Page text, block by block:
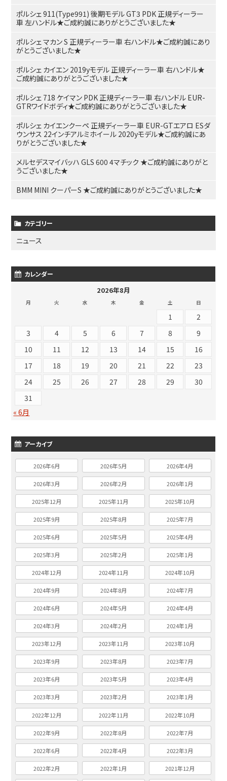
ポルシェ 911(Type991) 後期モデル GT3 PDK 正規ディーラー
車 左ハンドル★ご成約誠にありがとうございました★
ポルシェ マカン S 正規ディーラー車 右ハンドル★ご成約誠にあり
がとうございました★
ポルシェ カイエン 2019yモデル 正規ディーラー車 右ハンドル★
ご成約誠にありがとうございました★
ポルシェ 718 ケイマン PDK 正規ディーラー車 右ハンドル EUR-
GTRワイドボディ★ご成約誠にありがとうございました★
ポルシェ カイエンクーペ 正規ディーラー車 EUR-GTエアロ ESダ
ウンサス 22インチアルミホイール 2020yモデル★ご成約誠にあ
りがとうございました★
メルセデスマイバッハ GLS 600 4マチック ★ご成約誠にありがと
うございました★
BMM MINI クーパーS ★ご成約誠にありがとうございました★
カテゴリー
ニュース
カレンダー
2026年8月
月 火 水 木 金 土 日
1
2
3
4 5 6 7 8
9
10
11 12 13 14 15
16
17
18 19 20 21 22
23
24
25 26 27 28 29
30
31
« 6月
アーカイブ
2026年6月 2026年5月 2026年4月
2026年3月 2026年2月 2026年1月
2025年12月 2025年11月 2025年10月
2025年9月 2025年8月 2025年7月
2025年6月 2025年5月 2025年4月
2025年3月 2025年2月 2025年1月
2024年12月 2024年11月 2024年10月
2024年9月 2024年8月 2024年7月
2024年6月 2024年5月 2024年4月
2024年3月 2024年2月 2024年1月
2023年12月 2023年11月 2023年10月
2023年9月 2023年8月 2023年7月
2023年6月 2023年5月 2023年4月
2023年3月 2023年2月 2023年1月
2022年12月 2022年11月 2022年10月
2022年9月 2022年8月 2022年7月
2022年6月 2022年4月 2022年3月
2022年2月 2022年1月 2021年12月